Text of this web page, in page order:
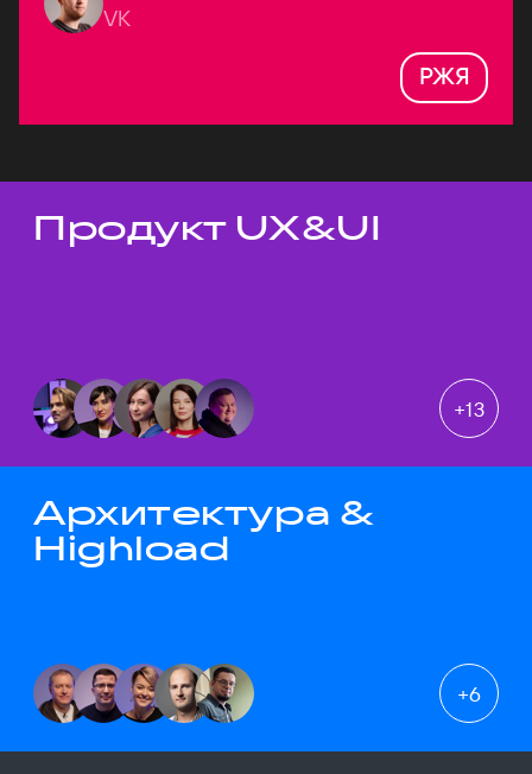
VK
РЖЯ
Темы докладов
Продукт UX&UI
+13
Архитектура &
Highload
+6